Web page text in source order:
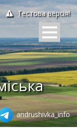
Тестова версія!
andrushivka_info